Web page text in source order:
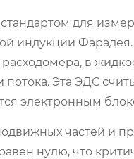
для
индукции
в
Эта ЭДС
электронным
частей и
нулю, что